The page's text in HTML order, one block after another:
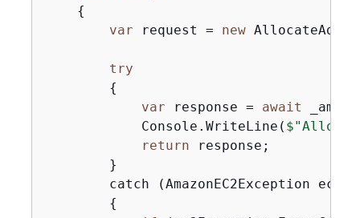
{
var request = new
try
{
var response = await
            Console.WriteLine(
return response;
        }
catch (AmazonEC2Exception
{